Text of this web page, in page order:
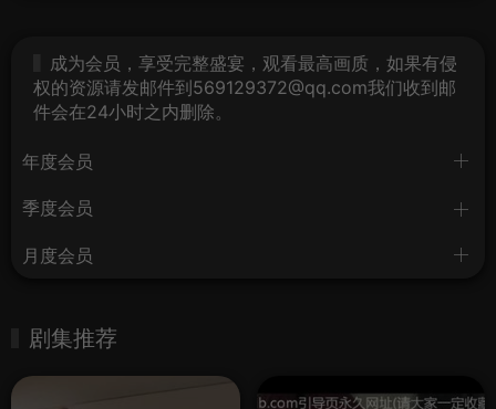
成为会员，享受完整盛宴，观看最高画质，如果有侵
权的资源请发邮件到569129372@qq.com我们收到邮
件会在24小时之内删除。
年度会员
季度会员
月度会员
剧集推荐